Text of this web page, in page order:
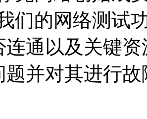
们的网络测试
连通以及关键
题并对其进行